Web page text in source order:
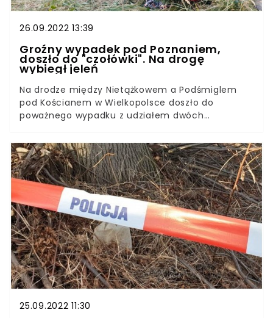
26.09.2022 13:39
Groźny wypadek pod Poznaniem,
doszło do "czołówki". Na drogę
wybiegł jeleń
Na drodze między Nietążkowem a Podśmiglem
pod Kościanem w Wielkopolsce doszło do
poważnego wypadku z udziałem dwóch
osoby zostały zabrane do szpitala.O dużym
pechu może mówić kierowca, który doprowadził
do czołowego zderzenia z nadjeżdżającym
pojazdem. Przyczyną wypadku było nagłe
wtargnięcie zwierzyny na jezdnię.
25.09.2022 11:30